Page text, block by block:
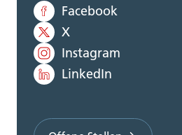
Facebook
X
Instagram
LinkedIn